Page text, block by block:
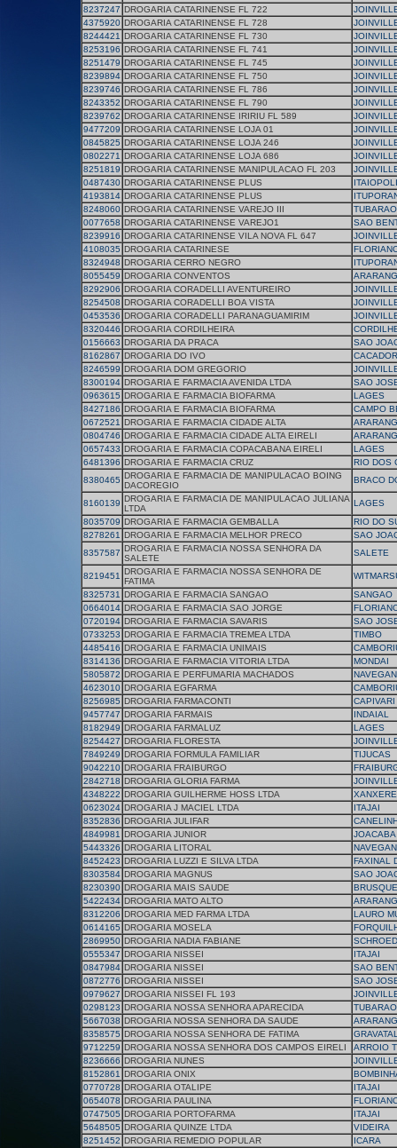
8237247 DROGARIA CATARINENSE FL 722
4375920 DROGARIA CATARINENSE FL 728
8244421 DROGARIA CATARINENSE FL 730
8253196 DROGARIA CATARINENSE FL 741
8251479 DROGARIA CATARINENSE FL 745
8239894 DROGARIA CATARINENSE FL 750
8239746 DROGARIA CATARINENSE FL 786
8243352 DROGARIA CATARINENSE FL 790
8239762 DROGARIA CATARINENSE IRIRIU FL 589
9477209 DROGARIA CATARINENSE LOJA 01
0845825 DROGARIA CATARINENSE LOJA 246
0802271 DROGARIA CATARINENSE LOJA 686
8251819 DROGARIA CATARINENSE MANIPULACAO FL 203
0487430 DROGARIA CATARINENSE PLUS
4193814 DROGARIA CATARINENSE PLUS
8248060 DROGARIA CATARINENSE VAREJO III
TUBARAO
0077658 DROGARIA CATARINENSE VAREJO1
SAO
8239916 DROGARIA CATARINENSE VILA NOVA FL 647
4108035 DROGARIA CATARINESE
8324948 DROGARIA CERRO NEGRO
8055459 DROGARIA CONVENTOS
8292906 DROGARIA CORADELLI AVENTUREIRO
8254508 DROGARIA CORADELLI BOA VISTA
0453536 DROGARIA CORADELLI PARANAGUAMIRIM
8320446 DROGARIA CORDILHEIRA
0156663 DROGARIA DA PRACA
SAO
8162867 DROGARIA DO IVO
CACADOR
8246599 DROGARIA DOM GREGORIO
8300194 DROGARIA E FARMACIA AVENIDA LTDA
SAO
0963615 DROGARIA E FARMACIA BIOFARMA
LAGES
8427186 DROGARIA E FARMACIA BIOFARMA
CAMPO
0672521 DROGARIA E FARMACIA CIDADE ALTA
0804746 DROGARIA E FARMACIA CIDADE ALTA EIRELI
0657433 DROGARIA E FARMACIA COPACABANA EIRELI
LAGES
6481396 DROGARIA E FARMACIA CRUZ
RIO DOS
8380465 DROGARIA E FARMACIA DE MANIPULACAO BOING
DACOREGIO
BRACO
8160139 DROGARIA E FARMACIA DE MANIPULACAO JULIANA
LTDA
LAGES
8035709 DROGARIA E FARMACIA GEMBALLA
RIO DO
8278261 DROGARIA E FARMACIA MELHOR PRECO
SAO
8357587 DROGARIA E FARMACIA NOSSA SENHORA DA
SALETE
SALETE
8219451 DROGARIA E FARMACIA NOSSA SENHORA DE
FATIMA
8325731 DROGARIA E FARMACIA SANGAO
SANGAO
0664014 DROGARIA E FARMACIA SAO JORGE
0720194 DROGARIA E FARMACIA SAVARIS
SAO
0733253 DROGARIA E FARMACIA TREMEA LTDA
TIMBO
4485416 DROGARIA E FARMACIA UNIMAIS
8314136 DROGARIA E FARMACIA VITORIA LTDA
MONDAI
5805872 DROGARIA E PERFUMARIA MACHADOS
4623010 DROGARIA EGFARMA
8256985 DROGARIA FARMACONTI
9457747 DROGARIA FARMAIS
INDAIAL
8182949 DROGARIA FARMALUZ
LAGES
8254427 DROGARIA FLORESTA
7849249 DROGARIA FORMULA FAMILIAR
TIJUCAS
9042210 DROGARIA FRAIBURGO
2842718 DROGARIA GLORIA FARMA
4348222 DROGARIA GUILHERME HOSS LTDA
XANXERE
0623024 DROGARIA J MACIEL LTDA
ITAJAI
8352836 DROGARIA JULIFAR
4849981 DROGARIA JUNIOR
JOACABA
5443326 DROGARIA LITORAL
8452423 DROGARIA LUZZI E SILVA LTDA
FAXINAL
8303584 DROGARIA MAGNUS
SAO
8230390 DROGARIA MAIS SAUDE
BRUSQUE
5422434 DROGARIA MATO ALTO
8312206 DROGARIA MED FARMA LTDA
LAURO
0614165 DROGARIA MOSELA
2869950 DROGARIA NADIA FABIANE
0555347 DROGARIA NISSEI
ITAJAI
0847984 DROGARIA NISSEI
SAO
0872776 DROGARIA NISSEI
SAO
0979627 DROGARIA NISSEI FL 193
0298123 DROGARIA NOSSA SENHORA APARECIDA
TUBARAO
5667038 DROGARIA NOSSA SENHORA DA SAUDE
8358575 DROGARIA NOSSA SENHORA DE FATIMA
9712259 DROGARIA NOSSA SENHORA DOS CAMPOS EIRELI
ARROIO
8236666 DROGARIA NUNES
8152861 DROGARIA ONIX
0770728 DROGARIA OTALIPE
ITAJAI
0654078 DROGARIA PAULINA
0747505 DROGARIA PORTOFARMA
ITAJAI
5648505 DROGARIA QUINZE LTDA
VIDEIRA
8251452 DROGARIA REMEDIO POPULAR
ICARA